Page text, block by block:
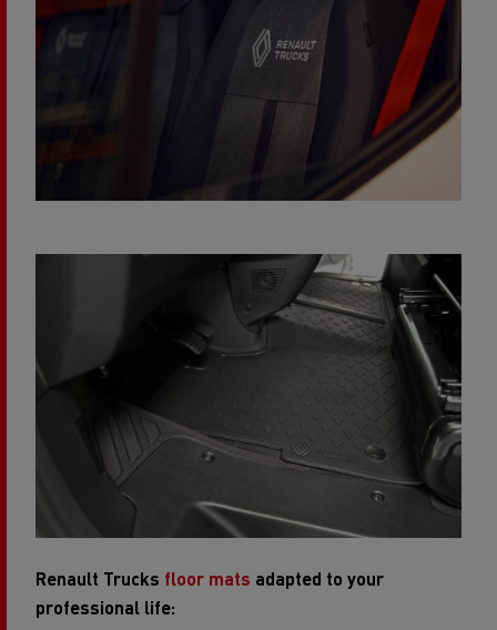
Renault Trucks floor mats adapted to your
professional life: